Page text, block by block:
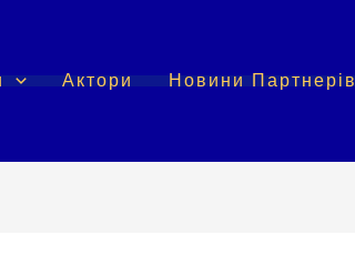
Актори Новини Партнерів